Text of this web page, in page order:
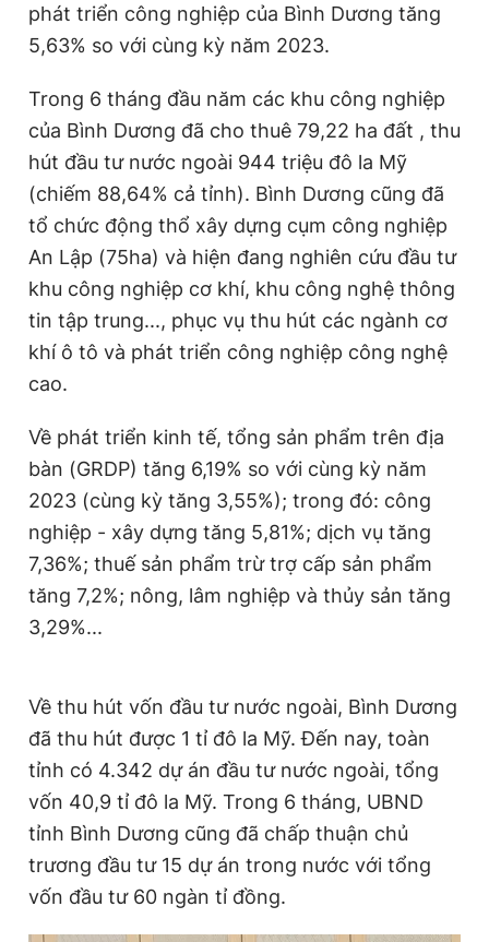
phát triển công nghiệp của Bình Dương tăng
5,63% so với cùng kỳ năm 2023.
Trong 6 tháng đầu năm các khu công nghiệp
của Bình Dương đã cho thuê 79,22 ha đất , thu
hút đầu tư nước ngoài 944 triệu đô la Mỹ
(chiếm 88,64% cả tỉnh). Bình Dương cũng đã
tổ chức động thổ xây dựng cụm công nghiệp
An Lập (75ha) và hiện đang nghiên cứu đầu tư
khu công nghiệp cơ khí, khu công nghệ thông
tin tập trung..., phục vụ thu hút các ngành cơ
khí ô tô và phát triển công nghiệp công nghệ
cao.
Về phát triển kinh tế, tổng sản phẩm trên địa
bàn (GRDP) tăng 6,19% so với cùng kỳ năm
2023 (cùng kỳ tăng 3,55%); trong đó: công
nghiệp - xây dựng tăng 5,81%; dịch vụ tăng
7,36%; thuế sản phẩm trừ trợ cấp sản phẩm
tăng 7,2%; nông, lâm nghiệp và thủy sản tăng
3,29%...
Về thu hút vốn đầu tư nước ngoài, Bình Dương
đã thu hút được 1 tỉ đô la Mỹ. Đến nay, toàn
tỉnh có 4.342 dự án đầu tư nước ngoài, tổng
vốn 40,9 tỉ đô la Mỹ. Trong 6 tháng, UBND
tỉnh Bình Dương cũng đã chấp thuận chủ
trương đầu tư 15 dự án trong nước với tổng
vốn đầu tư 60 ngàn tỉ đồng.